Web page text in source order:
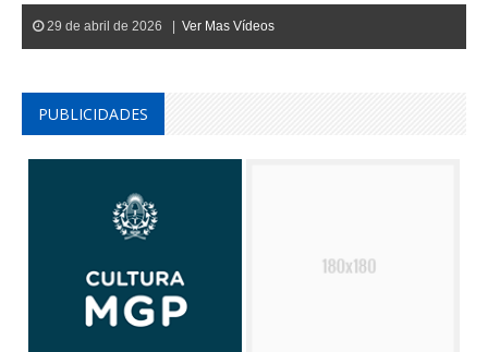
29 de abril de 2026 | Ver Mas Vídeos
PUBLICIDADES